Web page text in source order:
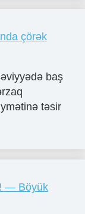
çörək
baş
təsir
— Böyük